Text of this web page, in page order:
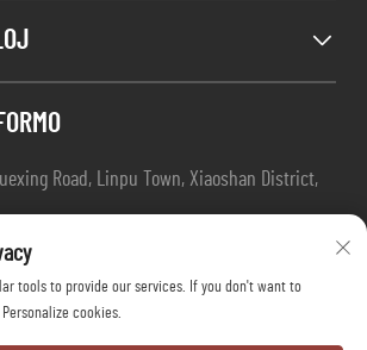
Road, Linpu Town, Xiaoshan District,
protected]
tools to provide our services. If you don't want to
cookies.